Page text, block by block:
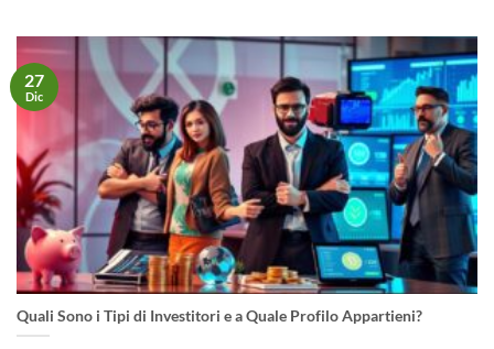
Quali Sono i Tipi di Investitori e a Quale Profilo Appartieni?
27
Dic